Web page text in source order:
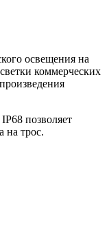
освещения на
коммерческих
позволяет
на трос.